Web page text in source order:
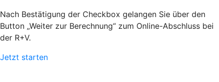
Nach Bestätigung der Checkbox gelangen Sie über den
Button „Weiter zur Berechnung“ zum Online-Abschluss bei
der R+V.
Jetzt starten